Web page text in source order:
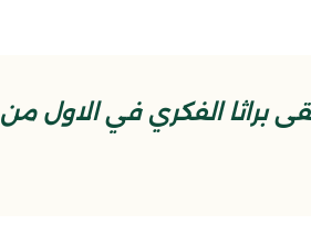
براثا الفكري في الاول من